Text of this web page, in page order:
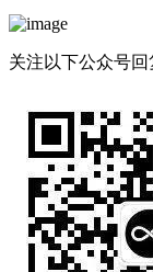
关注以下公众号回